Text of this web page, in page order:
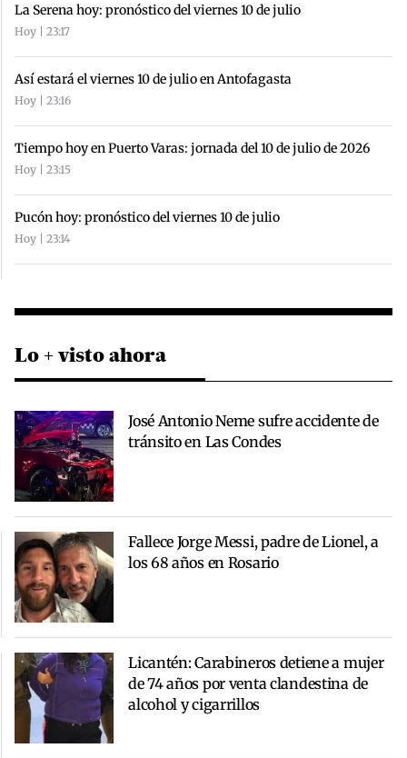
La Serena hoy: pronóstico del viernes 10 de julio
Hoy | 23:17
Así estará el viernes 10 de julio en Antofagasta
Hoy | 23:16
Tiempo hoy en Puerto Varas: jornada del 10 de julio de 2026
Hoy | 23:15
Pucón hoy: pronóstico del viernes 10 de julio
Hoy | 23:14
Lo + visto ahora
José Antonio Neme sufre accidente de
tránsito en Las Condes
Fallece Jorge Messi, padre de Lionel, a
los 68 años en Rosario
Licantén: Carabineros detiene a mujer
de 74 años por venta clandestina de
alcohol y cigarrillos